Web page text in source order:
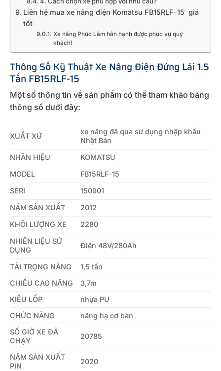
Liên hệ mua xe nâng điện Komatsu FB15RLF-15 giá
tốt
Xe nâng Phúc Lâm hân hạnh được phục vụ quý
khách!
Thông Số Kỹ Thuật Xe Nâng Điện Đứng Lái 1.5
Tấn FB15RLF-15
Một số thông tin về sản phẩm có thể tham khảo bảng
thông số dưới đây:
XUẤT XỨ
xe nâng đã qua sử dụng nhập khẩu
Nhật Bản
NHÃN HIỆU
KOMATSU
MODEL
FB15RLF-15
SERI
150901
NĂM SẢN XUẤT
2012
KHỐI LƯỢNG XE
2280
NHIÊN LIỆU SỬ
DỤNG
Điện 48V/280Ah
TẢI TRỌNG NÂNG
1,5 tấn
CHIỀU CAO NÂNG
3,7m
KIỂU LỐP
nhựa PU
CHỨC NĂNG
nâng hạ cơ bản
SỐ GIỜ XE ĐÃ
CHẠY
20785
NĂM SẢN XUẤT
PIN
2020